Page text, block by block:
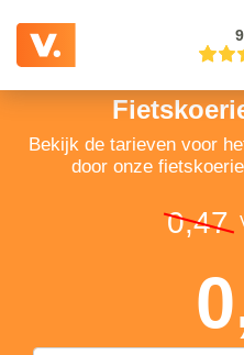
Bekijk de tarieven voor
door onze
0,47